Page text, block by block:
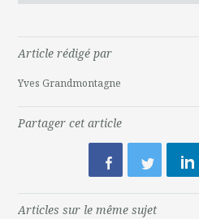
Article rédigé par
Yves Grandmontagne
Partager cet article
Articles sur le même sujet